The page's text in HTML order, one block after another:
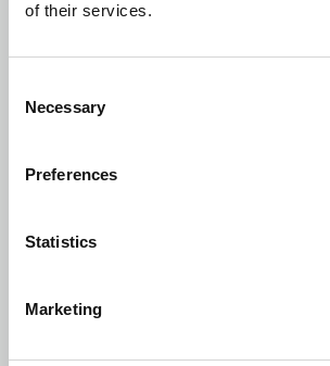
of their services.
Selection
Necessary
Preferences
Statistics
Marketing